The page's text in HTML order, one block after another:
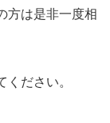
方は是非一度相
ださい。